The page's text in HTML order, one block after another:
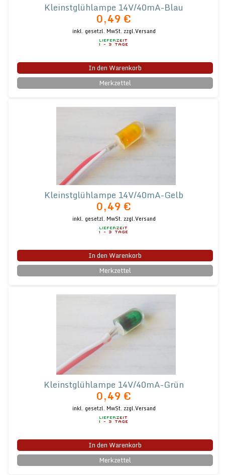
Kleinstglühlampe 14V/40mA-Blau
0,49 €
inkl. gesetzl. MwSt. zzgl.Versand
In den Warenkorb
Merkzettel
Kleinstglühlampe 14V/40mA-Gelb
0,49 €
inkl. gesetzl. MwSt. zzgl.Versand
In den Warenkorb
Merkzettel
Kleinstglühlampe 14V/40mA-Grün
0,49 €
inkl. gesetzl. MwSt. zzgl.Versand
In den Warenkorb
Merkzettel